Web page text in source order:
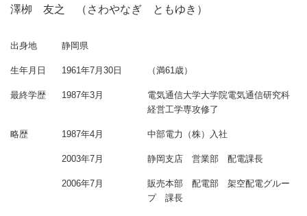
澤栁 友之 （さわやなぎ ともゆき）
出身地 静岡県
生年月日 1961年7月30日 （満61歳）
最終学歴 1987年3月
電気通信大学大学院電気通信研究科
経営工学専攻修了
略歴 1987年4月 中部電力（株）入社
2003年7月 静岡支店 営業部 配電課長
2006年7月
販売本部 配電部 架空配電グルー
プ 課長